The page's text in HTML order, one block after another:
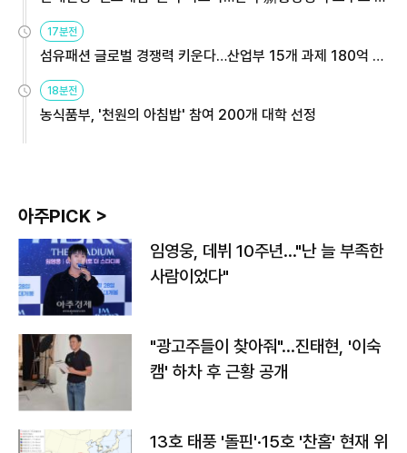
용해야
17분전
섬유패션 글로벌 경쟁력 키운다…산업부 15개 과제 180억 지
원
18분전
농식품부, '천원의 아침밥' 참여 200개 대학 선정
아주PICK >
임영웅, 데뷔 10주년…"난 늘 부족한
사람이었다"
"광고주들이 찾아줘"…진태현, '이숙
캠' 하차 후 근황 공개
13호 태풍 '돌핀'·15호 '찬홈' 현재 위